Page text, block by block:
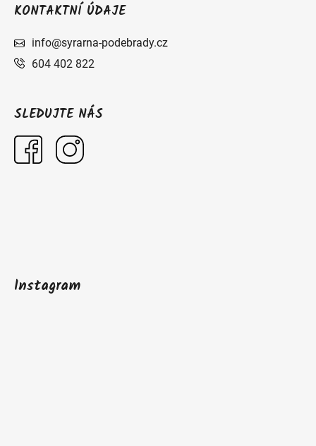
KONTAKTNÍ ÚDAJE
info@syrarna-podebrady.cz
604 402 822
SLEDUJTE NÁS
Instagram